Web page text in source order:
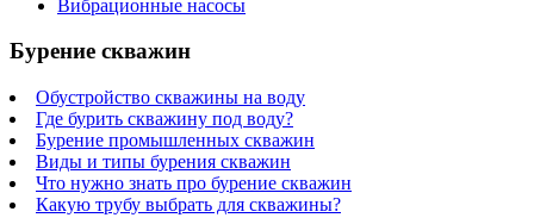
Вибрационные насосы
Бурение скважин
Обустройство скважины на воду
Где бурить скважину под воду?
Бурение промышленных скважин
Виды и типы бурения скважин
Что нужно знать про бурение скважин
Какую трубу выбрать для скважины?